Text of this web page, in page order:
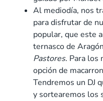
Al mediodía, nos
para disfrutar de
popular, que este
ternasco de
Pastores. Para los
opción de
Tendremos un DJ
y sortearemos los